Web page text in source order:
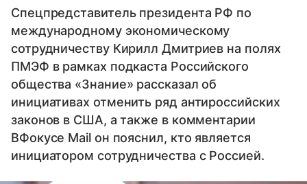
Спецпредставитель президента РФ по
международному экономическому
сотрудничеству Кирилл Дмитриев на полях
ПМЭФ в рамках подкаста Российского
общества «Знание» рассказал об
инициативах отменить ряд антироссийских
законов в США, а также в комментарии
ВФокусе Mail он пояснил, кто является
инициатором сотрудничества с Россией.